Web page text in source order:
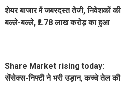
शेयर बाजार में जबरदस्त तेजी, निवेशकों की
बल्ले-बल्ले, ₹2.78 लाख करोड़ का हुआ
Share Market rising today:
सेंसेक्स-निफ्टी ने भरी उड़ान, कच्चे तेल की